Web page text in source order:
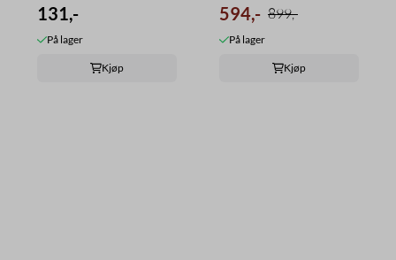
131,-
På lager
Kjøp
594,- 899,-
På lager
Kjøp